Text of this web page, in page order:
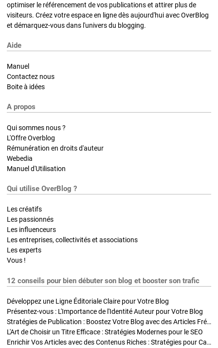
optimiser le référencement de vos publications et attirer plus de
visiteurs. Créez votre espace en ligne dès aujourd'hui avec OverBlog
et démarquez-vous dans l'univers du blogging.
Aide
Manuel
Contactez nous
Boite à idées
A propos
Qui sommes nous ?
L'Offre Overblog
Rémunération en droits d'auteur
Webedia
Manuel d'Utilisation
Qui utilise OverBlog ?
Les créatifs
Les passionnés
Les influenceurs
Les entreprises, collectivités et associations
Les experts
Vous !
12 conseils pour bien débuter son blog et booster son trafic
Développez une Ligne Éditoriale Claire pour Votre Blog
Présentez-vous : L'Importance de l'Identité Auteur pour Votre Blog
Stratégies de Publication : Boostez Votre Blog avec des Articles Fréquents et Exclusifs
L'Art de Choisir un Titre Efficace : Stratégies Modernes pour le SEO
Enrichir Vos Articles avec des Contenus Riches : Stratégies pour Captiver et Optimiser